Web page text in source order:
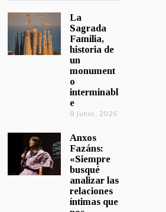
La
Sagrada
Familia,
historia de
un
monument
o
interminabl
e
8 junio, 2026
Anxos
Fazáns:
«Siempre
busqué
analizar las
relaciones
íntimas que